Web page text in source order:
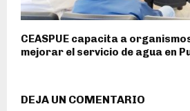
CEASPUE capacita a
mejorar el servicio de agua en
DEJA UN COMENTARIO